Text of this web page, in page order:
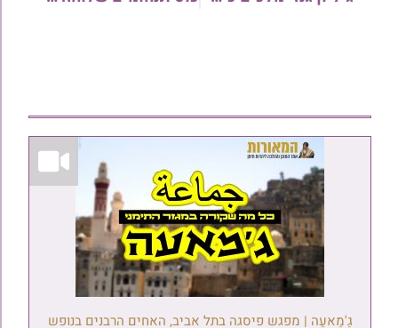
גַ'מַאעַה | מפגש פיסגה בתל אביב, האחים הרבנים בנופש